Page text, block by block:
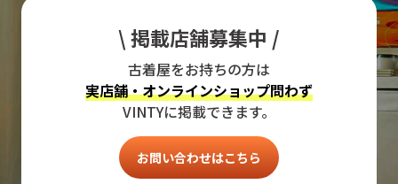
\ 掲載店舗募集中 /
古着屋をお持ちの方は
実店舗・オンラインショップ問わず
VINTYに掲載できます。
お問い合わせはこちら